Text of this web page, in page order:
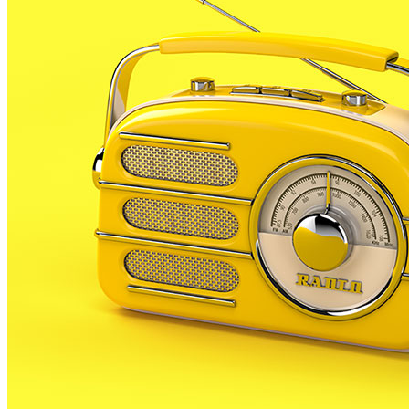
primera radiografia de la pobresa i vulnerabilitat
social a la comarca, que presenta quines són les 5
causes que aboquen la població de la comarca a
situacions d’emergència social. La principal, segons
es va avançar al Ple del Consell Comarcal d’aquest
dimecres, és l’accés a l’habitatge.
Aquest estudi avança que la recuperació econòmica
no s’està traslladant al dia a dia dels ciutadans. De
fet, els serveis socials municipals continuen
desbordats i no donen abast per atendre les
situacions d’emergència social que es donen a la
comarca. Fins i tot, segons han manifestat els autors
de la diagnosi, s’hi ha detectat un increment.